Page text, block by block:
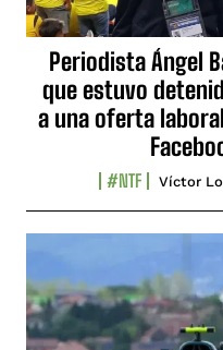
Periodista Ángel
que estuvo
a una oferta
#NTF Víctor